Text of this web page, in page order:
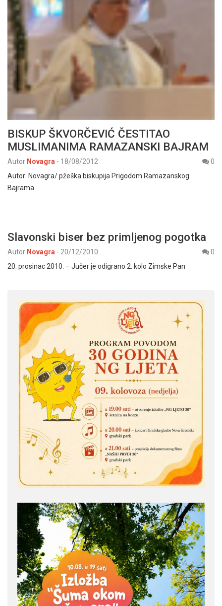
BISKUP ŠKVORČEVIĆ ČESTITAO
MUSLIMANIMA RAMAZANSKI BAJRAM
Autor Novagra - 18/08/2012
0
Autor: Novagra/ pžeška biskupija Prigodom Ramazanskog
Bajrama
Slavonski biser bez primljenog pogotka
Autor Novagra - 20/12/2010
0
20. prosinac 2010. – Jučer je odigrano 2. kolo Zimske Pan